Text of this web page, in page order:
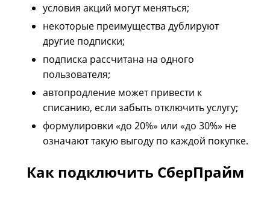
условия акций могут меняться;
некоторые преимущества дублируют
другие подписки;
подписка рассчитана на одного
пользователя;
автопродление может привести к
списанию, если забыть отключить услугу;
формулировки «до 20%» или «до 30%» не
означают такую выгоду по каждой покупке.
Как подключить СберПрайм